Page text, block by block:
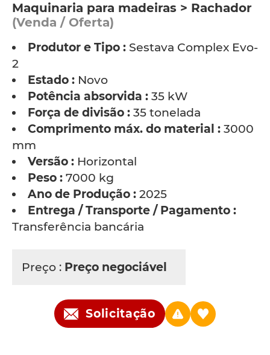
Maquinaria para madeiras > Rachador
(Venda / Oferta)
Produtor e Tipo : Sestava Complex Evo-
2
Estado : Novo
Potência absorvida : 35 kW
Força de divisão : 35 tonelada
Comprimento máx. do material : 3000
mm
Versão : Horizontal
Peso : 7000 kg
Ano de Produção : 2025
Entrega / Transporte / Pagamento :
Transferência bancária
Preço : Preço negociável
Solicitação